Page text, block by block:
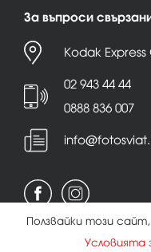
За въпроси
Kodak
02 943 44 44
0888 836 007
Ползвайки този
Условията